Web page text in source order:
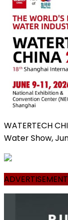
WATERTECH
Water Show,
ADVERTISEMENT